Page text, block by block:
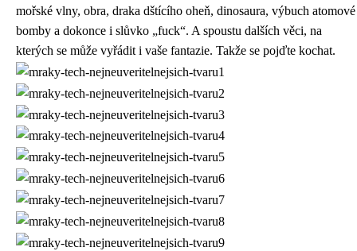
mořské vlny, obra, draka dštícího oheň, dinosaura, výbuch atomové
bomby a dokonce i slůvko „fuck“. A spoustu dalších věci, na
kterých se může vyřádit i vaše fantazie. Takže se pojďte kochat.